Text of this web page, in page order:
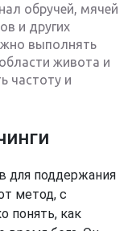
обручей, мячей
и других
выполнять
живота и
частоту и
для поддержания
метод, с
понять, как